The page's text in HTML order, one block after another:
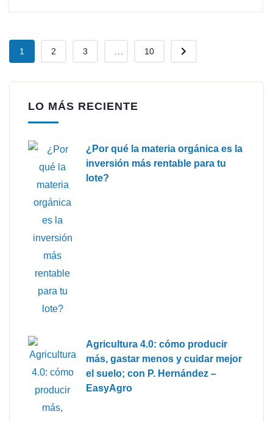
1 2 3 ... 10
LO MÁS RECIENTE
¿Por qué la materia orgánica es la
inversión más rentable para tu
lote?
Agricultura 4.0: cómo producir
más, gastar menos y cuidar mejor
el suelo; con P. Hernández –
EasyAgro